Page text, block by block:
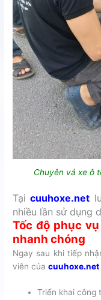
Chuyên vá xe ô
Tạicuuhoxe.net
nhiều lần sử dụng
Tốc độ phục
nhanh chóng
Ngay sau khi tiếp
viên củacuuhoxe.net
Triển khai công